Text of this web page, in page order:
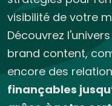
visibilité de votre
Découvrez
brand content,
encore des
finançables